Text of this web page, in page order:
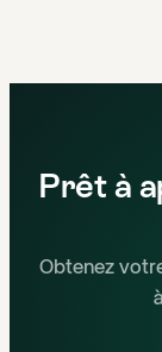
Prêt à
Obtenez